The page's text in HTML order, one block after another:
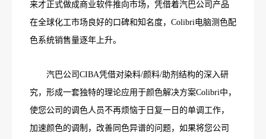
来才正式做成商业软件推向市场，凭借着汽巴公司产品
在全球化工市场良好的口碑和知名度，Colibri电脑测色配
色系统销售量逐年上升。
汽巴公司CIBA凭借对染料/颜料/助剂结构的深入研
究，形成一套独特的理论应用于颜色解决方案Colibri中，
使您公司的调色人员不再烦恼于日复一日的单调工作，
加速颜色的调制，改善同色异谱的问题，如果将您公司